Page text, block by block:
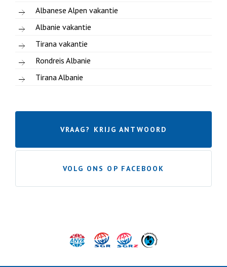
Albanese Alpen vakantie
Albanie vakantie
Tirana vakantie
Rondreis Albanie
Tirana Albanie
VRAAG? KRIJG ANTWOORD
VOLG ONS OP FACEBOOK